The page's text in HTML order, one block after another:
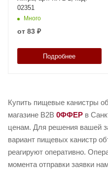
02351
Много
от 83 ₽
Подробнее
Купить пищевые канистры
магазине B2B 0ФФЕР в
ценам. Для решения вашей
вариант пищевых канистр
реагируют оперативно.
момента отправки заявки